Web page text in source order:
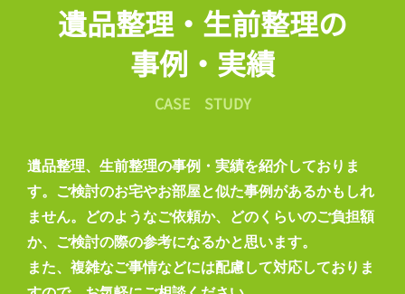
遺品整理・生前整理の
事例・実績
CASE STUDY
遺品整理、生前整理の事例・実績を紹介しておりま
す。ご検討のお宅やお部屋と似た事例があるかもしれ
ません。どのようなご依頼か、どのくらいのご負担額
か、ご検討の際の参考になるかと思います。
また、複雑なご事情などには配慮して対応しておりま